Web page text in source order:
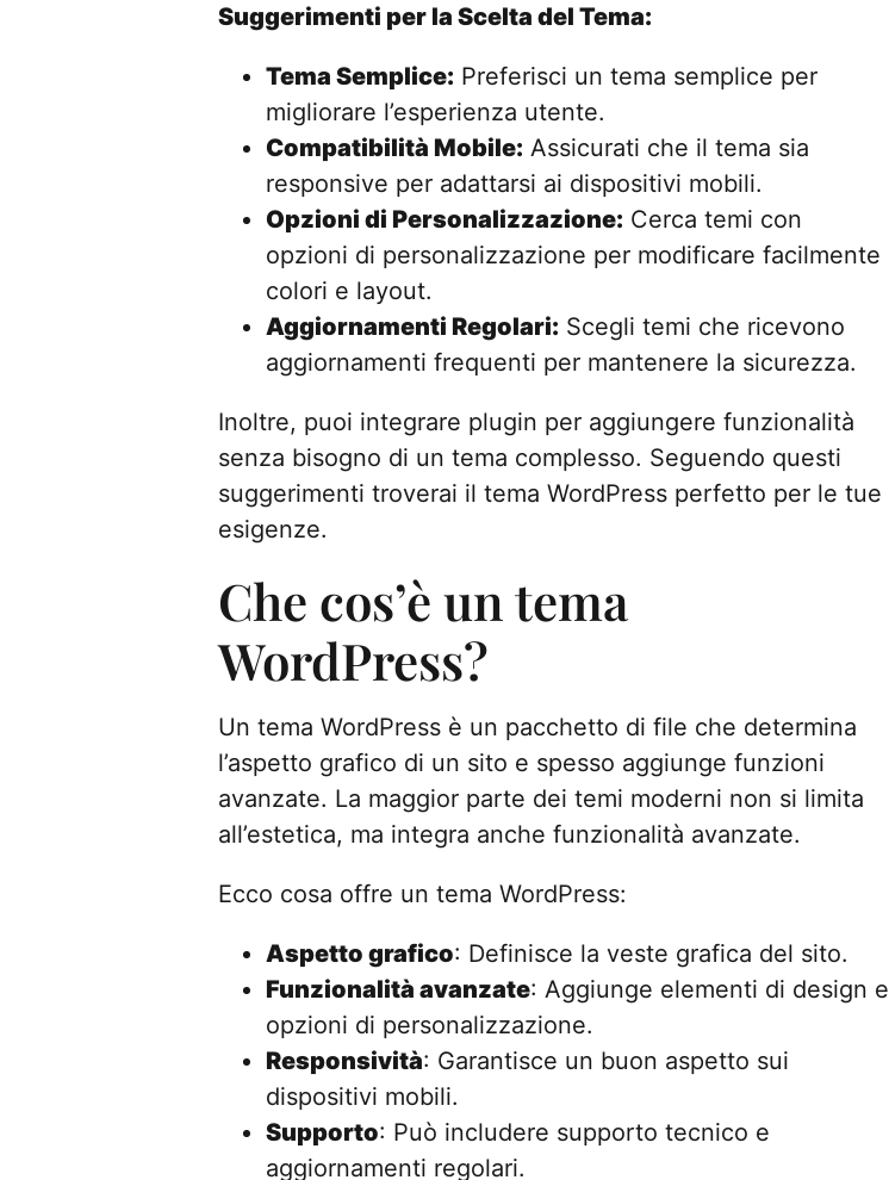
Suggerimenti per la Scelta del Tema:
Tema Semplice: Preferisci un tema semplice per
migliorare l’esperienza utente.
Compatibilità Mobile: Assicurati che il tema sia
responsive per adattarsi ai dispositivi mobili.
Opzioni di Personalizzazione: Cerca temi con
opzioni di personalizzazione per modificare facilmente
colori e layout.
Aggiornamenti Regolari: Scegli temi che ricevono
aggiornamenti frequenti per mantenere la sicurezza.
Inoltre, puoi integrare plugin per aggiungere funzionalità
senza bisogno di un tema complesso. Seguendo questi
suggerimenti troverai il tema WordPress perfetto per le tue
esigenze.
Che cos’è un tema
WordPress?
Un tema WordPress è un pacchetto di file che determina
l’aspetto grafico di un sito e spesso aggiunge funzioni
avanzate. La maggior parte dei temi moderni non si limita
all’estetica, ma integra anche funzionalità avanzate.
Ecco cosa offre un tema WordPress:
Aspetto grafico: Definisce la veste grafica del sito.
Funzionalità avanzate: Aggiunge elementi di design e
opzioni di personalizzazione.
Responsività: Garantisce un buon aspetto sui
dispositivi mobili.
Supporto: Può includere supporto tecnico e
aggiornamenti regolari.